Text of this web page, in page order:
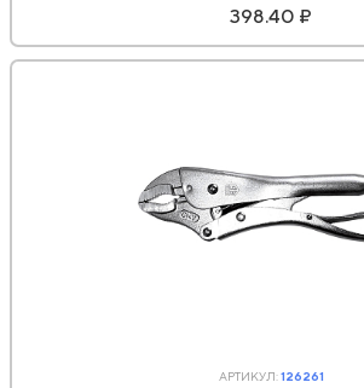
398.40 ₽
АРТИКУЛ:126261